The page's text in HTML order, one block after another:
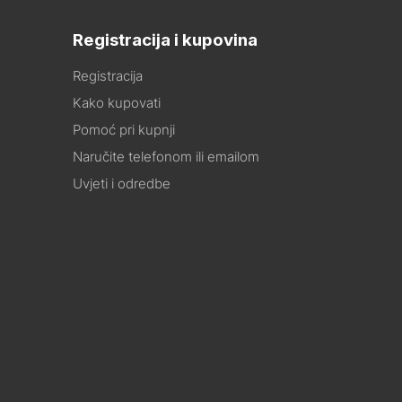
Registracija i kupovina
Registracija
Kako kupovati
Pomoć pri kupnji
Naručite telefonom ili emailom
Uvjeti i odredbe